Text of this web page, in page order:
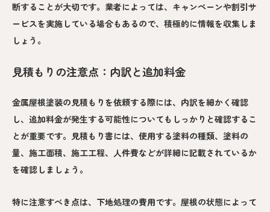
断することが大切です。業者によっては、キャンペーンや割引サ
ービスを実施している場合もあるので、積極的に情報を収集しま
しょう。
見積もりの注意点：内訳と追加料金
金属屋根塗装の見積もりを依頼する際には、内訳を細かく確認
し、追加料金が発生する可能性についてもしっかりと確認するこ
とが重要です。見積もり書には、使用する塗料の種類、塗料の
量、施工面積、施工工程、人件費などが詳細に記載されているか
を確認しましょう。
特に注意すべき点は、下地処理の費用です。屋根の状態によって